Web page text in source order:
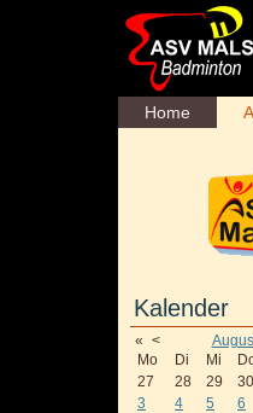
Home
Kalender
« <
Mo
Di Mi
27
28 29 30
3
4 5 6